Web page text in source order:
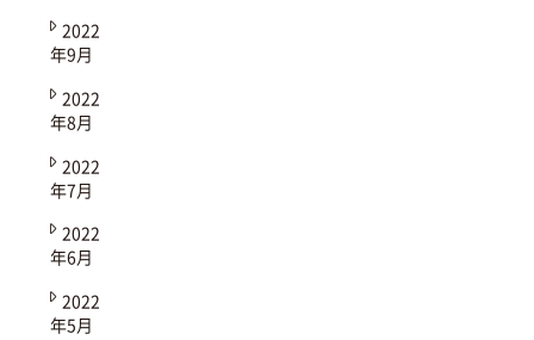
2022
年9月
2022
年8月
2022
年7月
2022
年6月
2022
年5月